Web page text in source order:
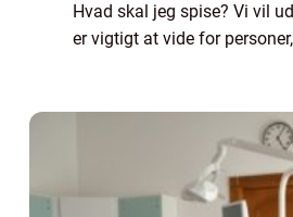
Hvad skal jeg spise? Vi vil
er vigtigt at vide for